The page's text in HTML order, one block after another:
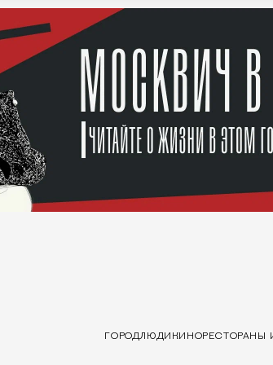
ГОРОДЛЮДИ КИНОРЕСТОРАНЫ